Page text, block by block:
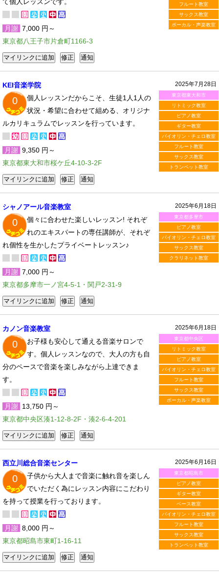
フルート教室
サックス教室
ボーカル・声楽教室
月謝 7,000 円～
東京都八王子市片倉町1166-3
2025年7月28日
東京都東大和市
リトミック教室
ピアノ教室
ギター教室
バイオリン・チェロ教室
フルート教室
サックス教室
トランペット教室
KEI音楽学院
0
個人レッスンだからこそ、生徒1人1人の
状況・希望に合わせて組める、オリジナ
ルカリキュラムでレッスンを行っています。
月謝 9,350 円～
東京都東大和市桜ケ丘4-10-3-2F
2025年6月18日
東京都多摩市
ピアノ教室
バイオリン・チェロ教室
サックス教室
クラリネット教室
シャノアール音楽教室
0
個々に合わせた楽しいレッスン! それぞ
れのエキスパートの専任講師が、それぞ
れ個性を生かしたプライベートレッスン♪
月謝 7,000 円～
東京都多摩市一ノ宮4-5-1・関戸2-31-9
2025年6月18日
東京都中央区
リトミック教室
ピアノ教室
バイオリン・チェロ教室
フルート教室
サックス教室
ボーカル・声楽教室
カノン音楽教室
0
お子様も安心して通える音楽サロンで
す。個人レッスンなので、大人の方も自
分のペースで音楽を楽しみながら上達できま
す。
月謝 13,750 円～
東京都中央区湊1-12-8-2F・湊2-6-4-201
2025年6月16日
東京都昭島市
ピアノ教室
ギター教室
ベース教室
バイオリン・チェロ教室
フルート教室
サックス教室
トランペット教室
西立川総合音楽センター
0
子供から大人まで音楽に触れ音を楽しん
でいただく為にレッスン内容にこだわり
を持って授業を行っております。
月謝 8,000 円～
東京都昭島市東町1-16-11